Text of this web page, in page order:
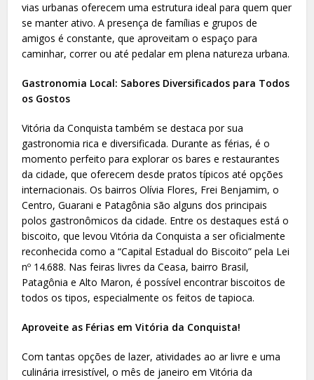
vias urbanas oferecem uma estrutura ideal para quem quer
se manter ativo. A presença de famílias e grupos de
amigos é constante, que aproveitam o espaço para
caminhar, correr ou até pedalar em plena natureza urbana.
Gastronomia Local: Sabores Diversificados para Todos
os Gostos
Vitória da Conquista também se destaca por sua
gastronomia rica e diversificada. Durante as férias, é o
momento perfeito para explorar os bares e restaurantes
da cidade, que oferecem desde pratos típicos até opções
internacionais. Os bairros Olívia Flores, Frei Benjamim, o
Centro, Guarani e Patagônia são alguns dos principais
polos gastronômicos da cidade. Entre os destaques está o
biscoito, que levou Vitória da Conquista a ser oficialmente
reconhecida como a “Capital Estadual do Biscoito” pela Lei
nº 14.688. Nas feiras livres da Ceasa, bairro Brasil,
Patagônia e Alto Maron, é possível encontrar biscoitos de
todos os tipos, especialmente os feitos de tapioca.
Aproveite as Férias em Vitória da Conquista!
Com tantas opções de lazer, atividades ao ar livre e uma
culinária irresistível, o mês de janeiro em Vitória da